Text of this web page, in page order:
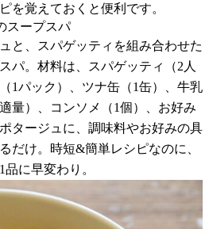
を覚えておくと便利です。
スープスパ
と、スパゲッティを組み合わせた
パ。材料は、スパゲッティ（2人
1パック）、ツナ缶（1缶）、牛乳
量）、コンソメ（1個）、お好み
タージュに、調味料やお好みの具
だけ。時短&簡単レシピなのに、
に早変わり。